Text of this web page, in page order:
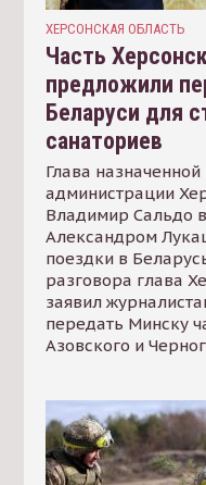
ХЕРСОНСКАЯ ОБЛАСТЬ
Часть
предложили
Беларуси для
санаториев
Глава назначенной
администрации
Владимир Сальдо
Александром
поездки в
разговора глава
заявил
передать Минску
Азовского и